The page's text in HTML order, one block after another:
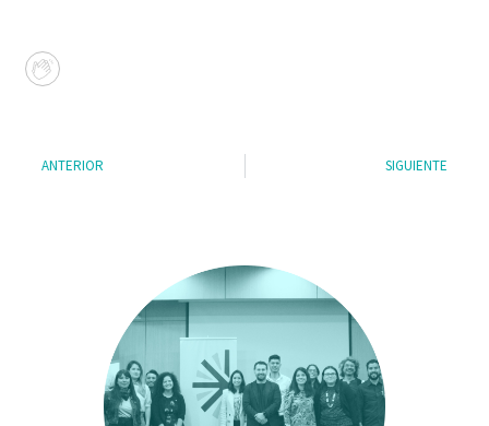
ANTERIOR SIGUIENTE